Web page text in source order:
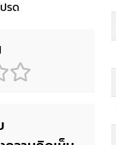
รด